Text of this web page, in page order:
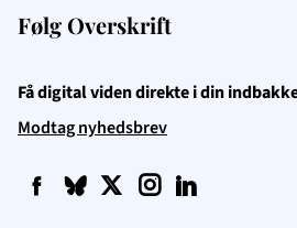
Følg Overskrift
Få digital viden direkte i din
Modtag nyhedsbrev
f q t i l